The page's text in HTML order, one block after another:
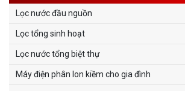
Lọc nước đầu nguồn
Lọc tổng sinh hoạt
Lọc nước tổng biệt thự
Máy điện phân Ion kiềm cho gia đình